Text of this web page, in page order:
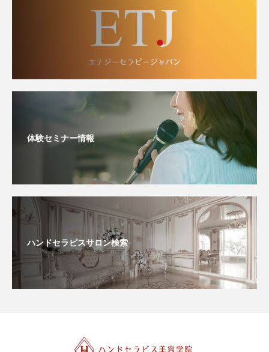
体験セミナー情報
ハンドセラピスサロン検索